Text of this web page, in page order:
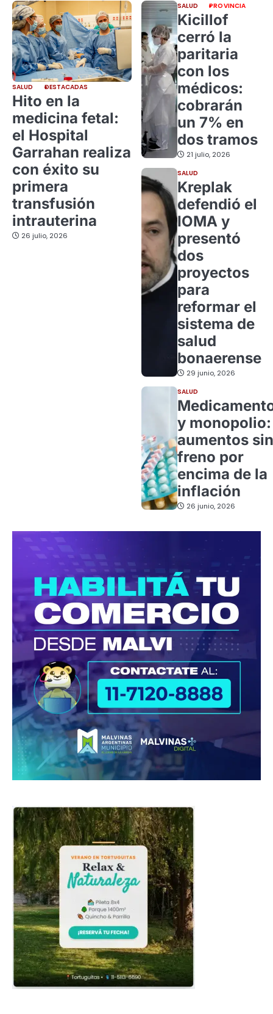
SALUD DESTACADAS
Hito en la
medicina fetal:
el Hospital
Garrahan realiza
con éxito su
primera
transfusión
intrauterina
26 julio, 2026
SALUD PROVINCIA
Kicillof
cerró la
paritaria
con los
médicos:
cobrarán
un 7% en
dos tramos
21 julio, 2026
SALUD
Kreplak
defendió el
IOMA y
presentó
dos
proyectos
para
reformar el
sistema de
salud
bonaerense
29 junio, 2026
SALUD
y monopolio:
aumentos sin
freno por
encima de la
inflación
26 junio, 2026